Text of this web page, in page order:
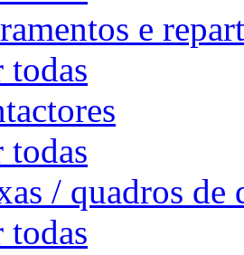
e
todas
todas
/ quadros de
todas